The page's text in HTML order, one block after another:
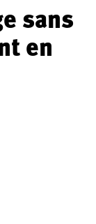
sans
en